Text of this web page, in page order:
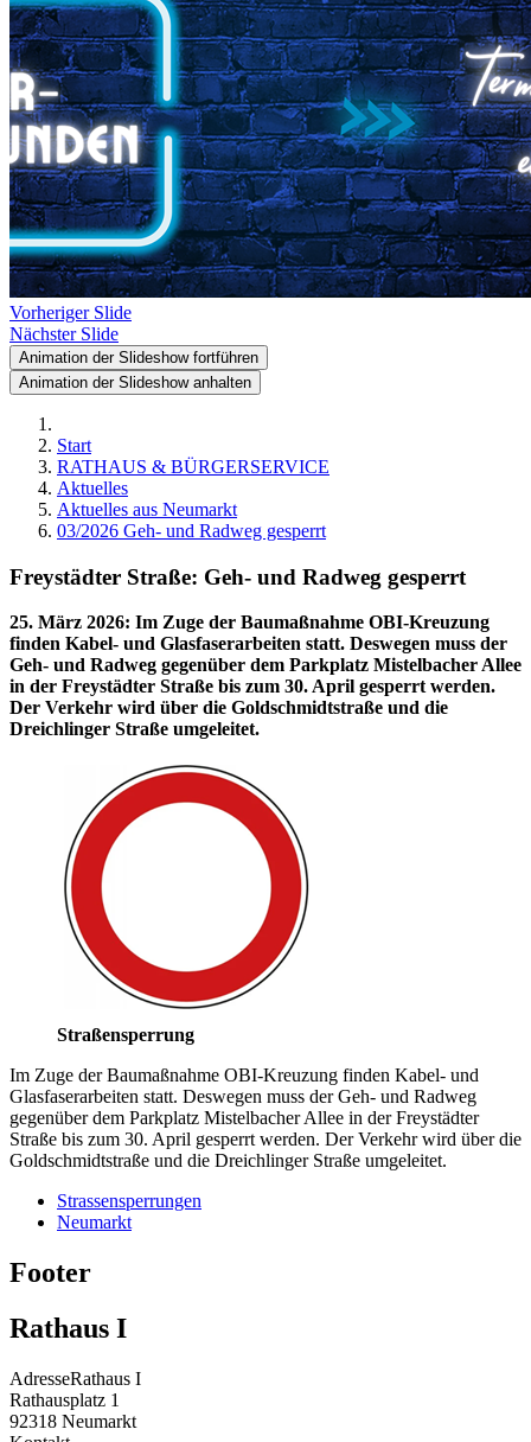
Vorheriger Slide
Nächster Slide
Animation der Slideshow fortführen
Animation der Slideshow anhalten
Start
RATHAUS & BÜRGERSERVICE
Aktuelles
Aktuelles aus Neumarkt
03/2026 Geh- und Radweg gesperrt
Freystädter Straße: Geh- und Radweg gesperrt
25. März 2026: Im Zuge der Baumaßnahme OBI-Kreuzung
finden Kabel- und Glasfaserarbeiten statt. Deswegen muss der
Geh- und Radweg gegenüber dem Parkplatz Mistelbacher Allee
in der Freystädter Straße bis zum 30. April gesperrt werden.
Der Verkehr wird über die Goldschmidtstraße und die
Dreichlinger Straße umgeleitet.
Straßensperrung
Im Zuge der Baumaßnahme OBI-Kreuzung finden Kabel- und
Glasfaserarbeiten statt. Deswegen muss der Geh- und Radweg
gegenüber dem Parkplatz Mistelbacher Allee in der Freystädter
Straße bis zum 30. April gesperrt werden. Der Verkehr wird über die
Goldschmidtstraße und die Dreichlinger Straße umgeleitet.
Strassensperrungen
Neumarkt
Footer
Rathaus I
AdresseRathaus I
Rathausplatz 1
92318 Neumarkt